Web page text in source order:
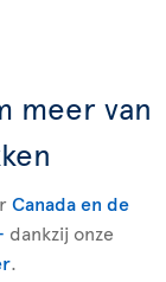
meer van
Canada en de
dankzij onze
.